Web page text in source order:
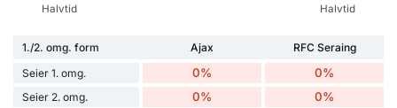
Halvtid Halvtid
1./2. omg. form Ajax
RFC Seraing
Seier 1. omg.
0% 0%
Seier 2. omg. 0% 0%